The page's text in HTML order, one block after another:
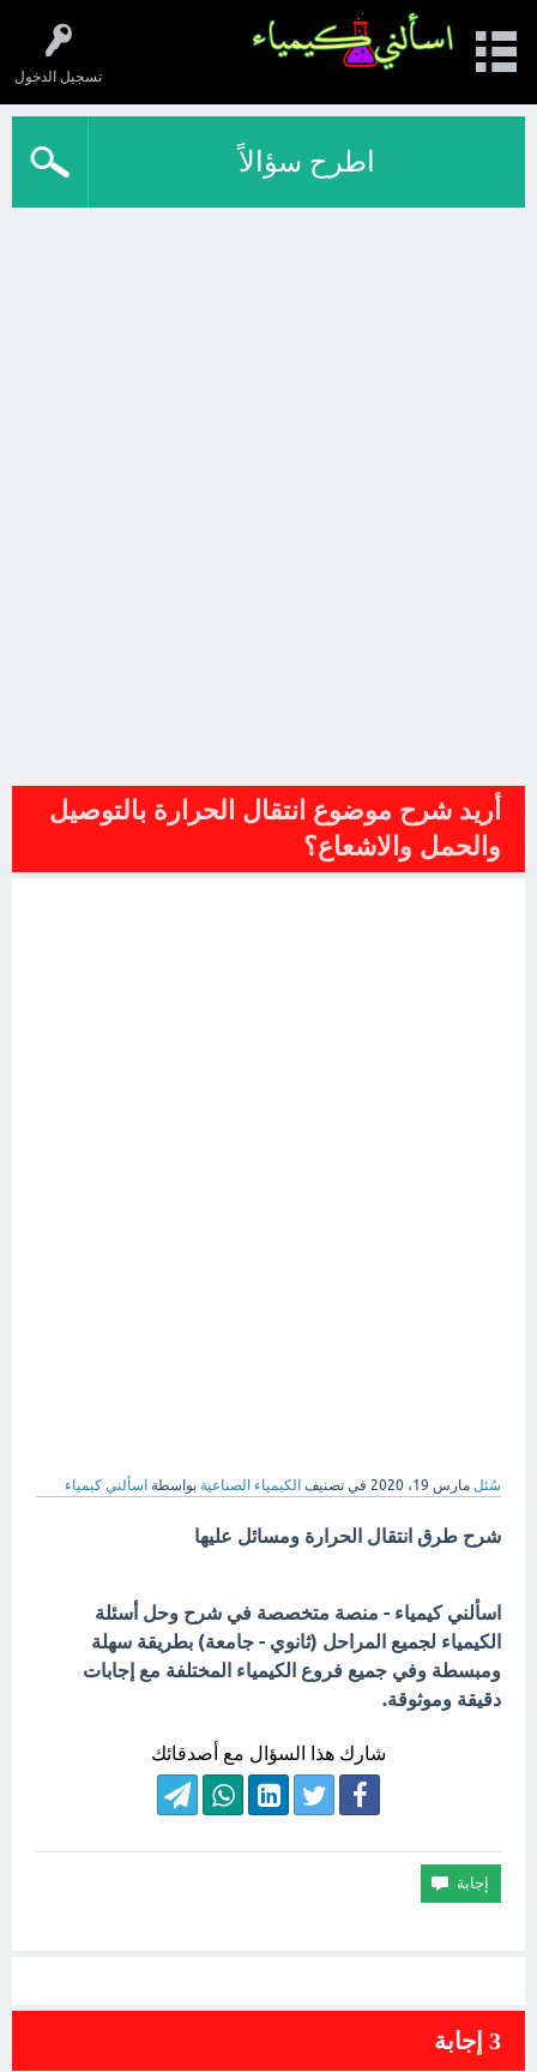
تسجيل الدخول
اطرح سؤالاً
أريد شرح موضوع انتقال الحرارة بالتوصيل
والحمل والاشعاع؟
سُئل مارس 19، 2020 في تصنيف الكيمياء الصناعية بواسطة اسألني كيمياء
شرح طرق انتقال الحرارة ومسائل عليها
اسألني كيمياء - منصة متخصصة في شرح وحل أسئلة
الكيمياء لجميع المراحل (ثانوي - جامعة) بطريقة سهلة
ومبسطة وفي جميع فروع الكيمياء المختلفة مع إجابات
دقيقة وموثوقة.
شارك هذا السؤال مع أصدقائك
3 إجابة